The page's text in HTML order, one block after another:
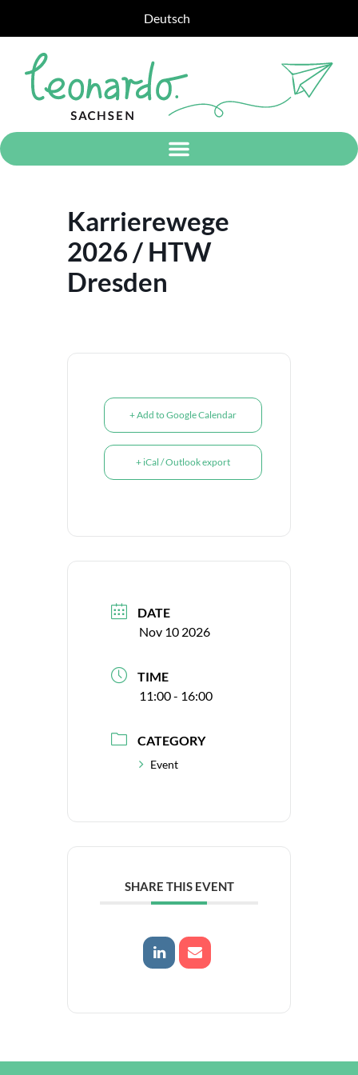
Deutsch
Karrierewege
2026 / HTW
Dresden
+ Add to Google Calendar
+ iCal / Outlook export
DATE
Nov 10 2026
TIME
11:00 - 16:00
CATEGORY
Event
SHARE THIS EVENT